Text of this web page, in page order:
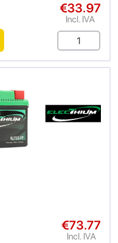
€33.97
Incl. IVA
€73.77
Incl. IVA